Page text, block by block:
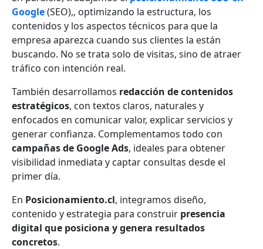
Google(SEO),, optimizando la estructura, los
contenidos y los aspectos técnicos para que la
empresa aparezca cuando sus clientes la están
buscando. No se trata solo de visitas, sino de atraer
tráfico con intención real.
También desarrollamos redacción de contenidos
estratégicos, con textos claros, naturales y
enfocados en comunicar valor, explicar servicios y
generar confianza. Complementamos todo con
campañas de Google Ads, ideales para obtener
visibilidad inmediata y captar consultas desde el
primer día.
En Posicionamiento.cl, integramos diseño,
contenido y estrategia para construir presencia
digital que posiciona y genera resultados
concretos.